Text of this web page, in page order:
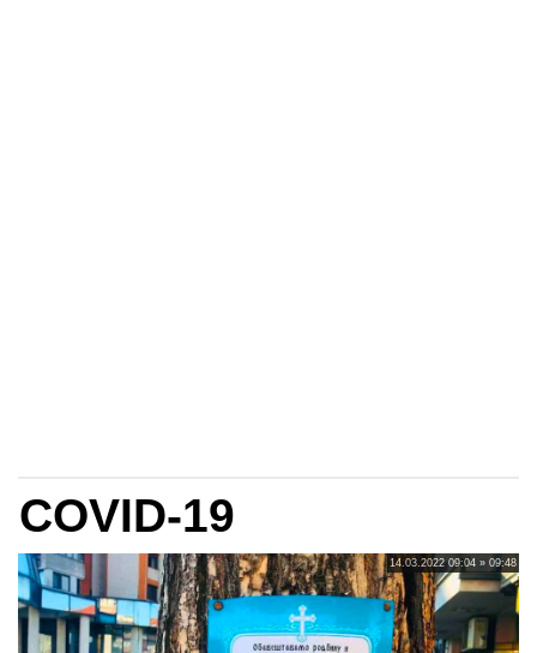
COVID-19
14.03.2022 09:04 » 09:48